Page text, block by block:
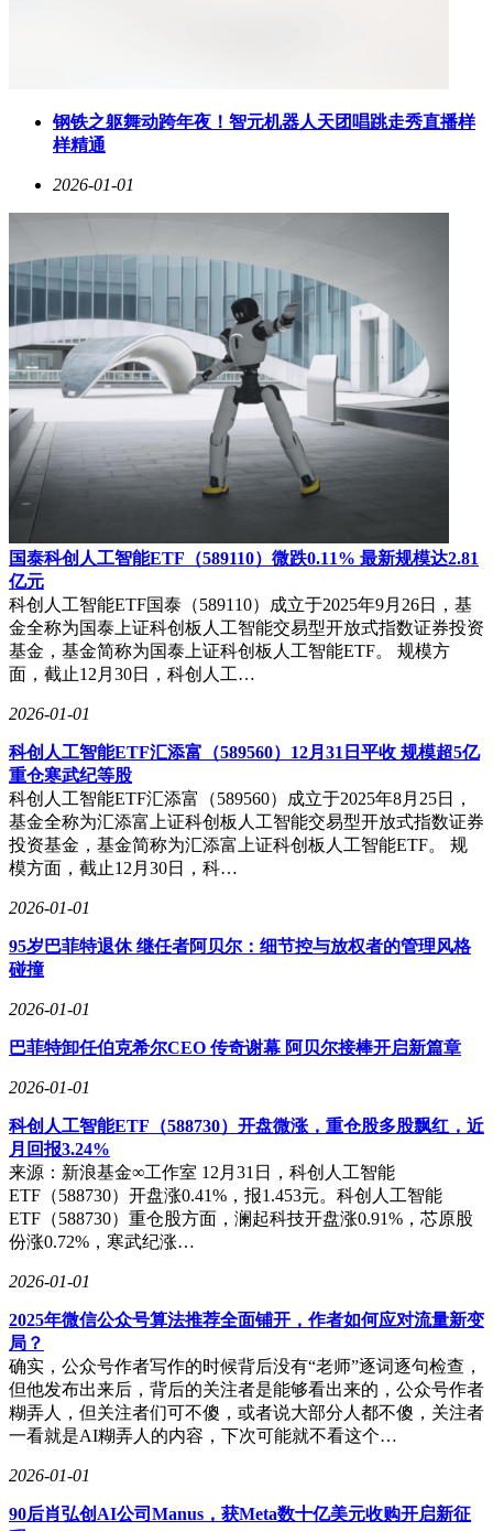
屏、11.6英寸副驾娱乐屏、HUD抬头显示、黑晶流光智控旋钮
及手机映射功能。车机系统基于高通8155芯片打造，支持5G
网络、OTA升级及主流音视频应用，智能语音系统融合百度
文心与DeepSeek双AI模型，可实现20秒连续对话与超95%的方
驾驶辅助层面，智尊版通过24个传感器（7摄像头+5毫米波雷
达+12超声波雷达）实现L2+级功能。大疆惯导双目摄像头支
持高速领航、自主变道及大曲率弯道通行，泊车场景下可完成
自动、记忆及遥控操作，甚至能通过手机APP遥控车辆进出狭
力，峰值扭矩350牛·米，匹配7速湿式双离合变速箱，零百加
速7.5秒，WLTC综合油耗7.8升/百公里。适时四驱系统新增越
毫米后排宽度确保乘坐舒适性，后排座椅放倒后可扩展至1696
升的载物容积。细节配置如30色氛围灯、五种氛围模式、前排
把握。尽管四驱系统与高速领航功能并非所有消费者的刚需，
但26.68万元的定价仍提供了丰富的价值感，尤其在传统燃油
车与新能源车型界限日益模糊的当下，这款车的上市或将重新
定义中级SUV市场的竞争格局。
钢铁之躯舞动跨年夜！智元机器人天团唱跳走秀直播样
样精通
2026-01-01
国泰科创人工智能ETF（589110）微跌0.11% 最新规模达2.81
亿元
科创人工智能ETF国泰（589110）成立于2025年9月26日，基
金全称为国泰上证科创板人工智能交易型开放式指数证券投资
基金，基金简称为国泰上证科创板人工智能ETF。 规模方
面，截止12月30日，科创人工…
2026-01-01
科创人工智能ETF汇添富（589560）12月31日平收 规模超5亿
重仓寒武纪等股
科创人工智能ETF汇添富（589560）成立于2025年8月25日，
基金全称为汇添富上证科创板人工智能交易型开放式指数证券
投资基金，基金简称为汇添富上证科创板人工智能ETF。 规
模方面，截止12月30日，科…
2026-01-01
95岁巴菲特退休 继任者阿贝尔：细节控与放权者的管理风格
碰撞
2026-01-01
巴菲特卸任伯克希尔CEO 传奇谢幕 阿贝尔接棒开启新篇章
2026-01-01
科创人工智能ETF（588730）开盘微涨，重仓股多股飘红，近
月回报3.24%
来源：新浪基金∞工作室 12月31日，科创人工智能
ETF（588730）开盘涨0.41%，报1.453元。科创人工智能
ETF（588730）重仓股方面，澜起科技开盘涨0.91%，芯原股
份涨0.72%，寒武纪涨…
2026-01-01
2025年微信公众号算法推荐全面铺开，作者如何应对流量新变
局？
确实，公众号作者写作的时候背后没有“老师”逐词逐句检查，
但他发布出来后，背后的关注者是能够看出来的，公众号作者
糊弄人，但关注者们可不傻，或者说大部分人都不傻，关注者
一看就是AI糊弄人的内容，下次可能就不看这个…
2026-01-01
90后肖弘创AI公司Manus，获Meta数十亿美元收购开启新征